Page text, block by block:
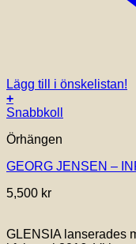
Lägg till i önskelistan!
+
Snabbkoll
Örhängen
GEORG JENSEN –
5,500 kr
GLENSIA lanserades